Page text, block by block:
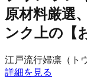
原材料厳選
ンク上の【
江戸流行婦凛（ト
詳細を見る